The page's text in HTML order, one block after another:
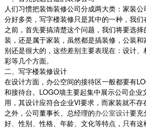
人们习惯把装饰装修公司分成两大类：家装
分好多类，写字楼装修只是其中的一种，我
之前，首先要搞清楚这个问题，我们将要选
装，还是属于家装，虽然都是搞装修，公装
别还是很大的，这些差别主要表现在：设计
彩等几个方面。
二、写字楼装修设计
在设计方面，办公空间的接待区一般都要有
和接待台。 LOGO墙主要起集中展示公司企业
用，其设计应符合企业VI要求，而家装就不
之外，公司董事长、总经理的办公室设计要充
好、性别、性格、年龄、文化等特点，只有